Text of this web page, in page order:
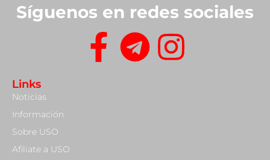
Síguenos en redes sociales
Links
Noticias
Información
Sobre USO
Afiliate a USO